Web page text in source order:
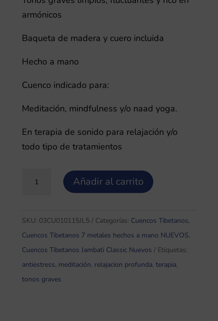
armónicos
Baqueta de madera y cuero incluida
Hecho a mano
Cuenco indicado para:
Meditación, mindfulness y/o naad yoga.
En terapia de sonido para relajación y/o
todo tipo de tratamientos
Tibetano
7
Metales
L5
cantidad
Añadir al carrito
SKU: 03CU010115JL5 Categorías: Cuencos Tibetanos,
Cuencos Tibetanos 7 metales hechos a mano NUEVOS,
Cuencos Tibetanos Jambati Classic Nuevos
Etiquetas:
antiestress, meditación, relajacion profunda, terapia,
tonos graves